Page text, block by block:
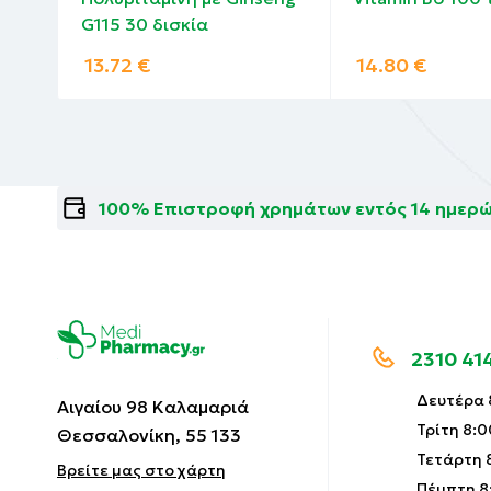
G115 30 δισκία
13.72 € 14.80 €
100% Επιστροφή χρημάτων εντός 14
Αιγαίου 98 Καλαμαριά
Θεσσαλονίκη, 55 133
Βρείτε μας στο χάρτη
2310
Δευτέρα
Τρίτη
Τετάρτη